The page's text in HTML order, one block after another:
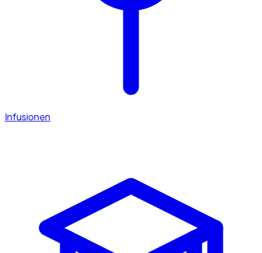
Infusionen